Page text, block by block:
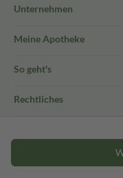
Unternehmen
Meine Apotheke
So geht's
Rechtliches